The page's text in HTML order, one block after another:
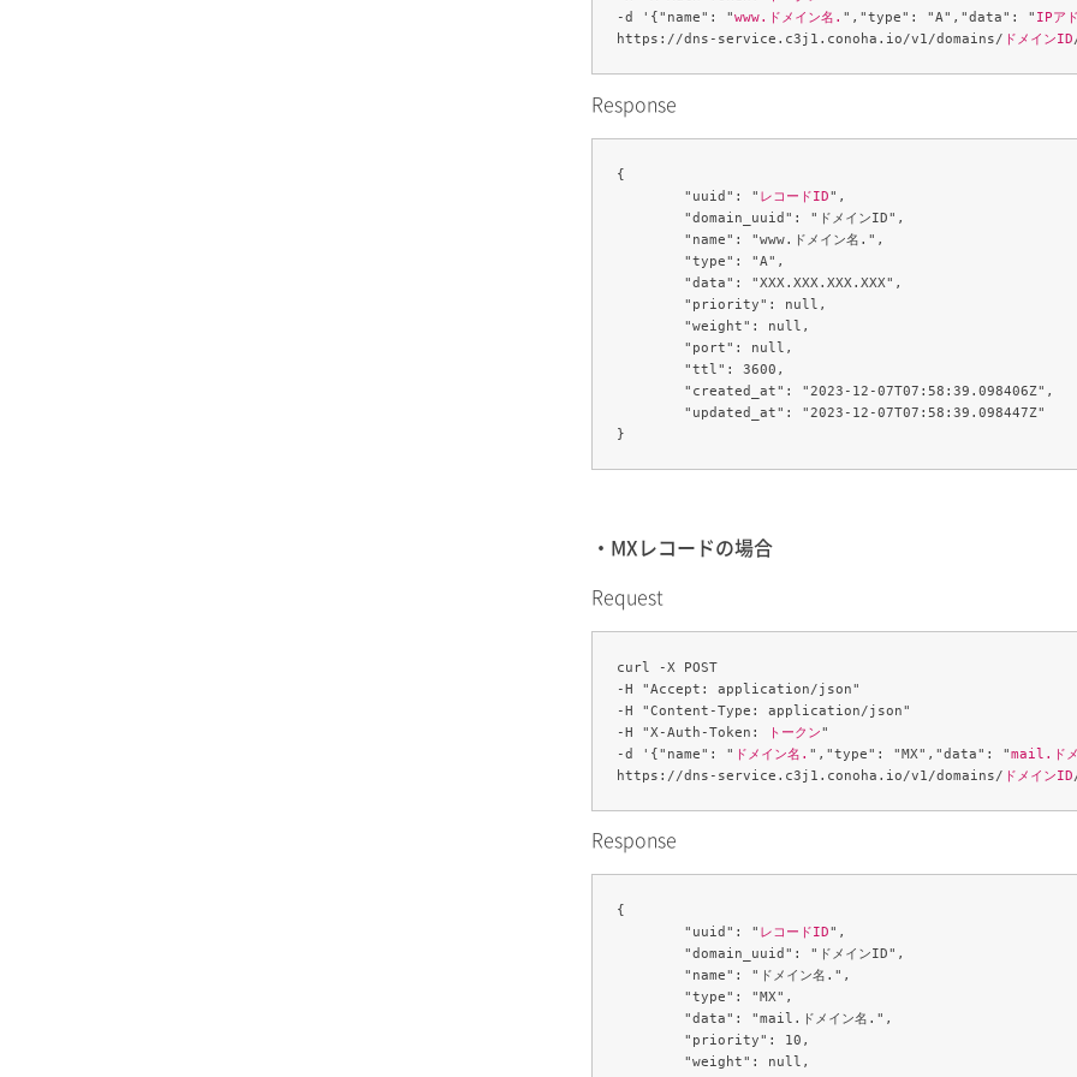
-d '{"name": "www.ドメイン名. ","type": "A","data": " IPア
https://dns-service.c3j1.conoha.io/v1/domains/ ドメインID
Response
{
	"uuid": "
レコードID",
・MXレコードの場合
Request
curl -X POST
-H "Accept: application/json"
-H "Content-Type: application/json"
-H "X-Auth-Token:
トークン"
-d '{"name": " ドメイン名. ","type": "MX","data": "mail.ド
https://dns-service.c3j1.conoha.io/v1/domains/ ドメインID
Response
{
	"uuid": "
レコードID",